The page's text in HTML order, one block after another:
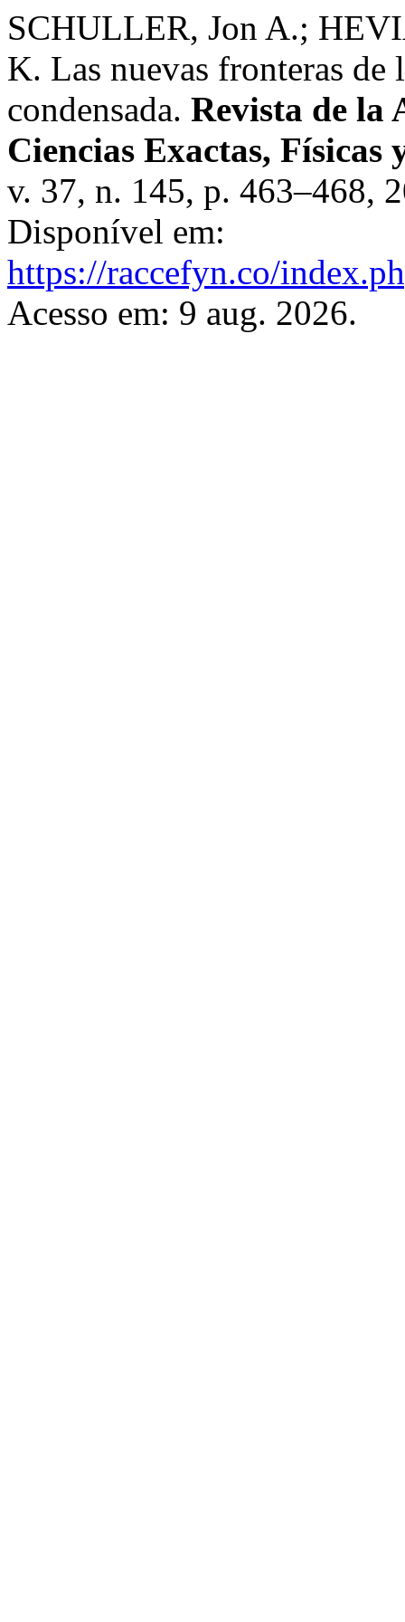
SCHULLER, Jon A.;
K. Las nuevas fronteras de
condensada. Revista de la
Ciencias Exactas, Físicas
v. 37, n. 145, p. 463–468,
Disponível em:
https://raccefyn.co/
Acesso em: 9 aug. 2026.